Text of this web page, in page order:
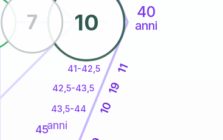
40
anni
41-42,5
42,5-43,5
43,5-44
11
19
10
10
7
45anni